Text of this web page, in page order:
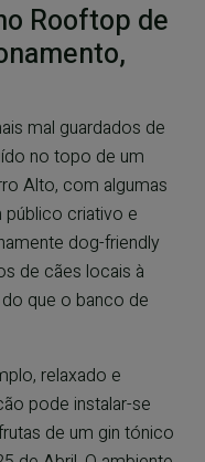
Rooftop de
mal guardados de
no topo de um
Alto, com algumas
público criativo e
dog-friendly
de cães locais à
que o banco de
relaxado e
pode instalar-se
de um gin tónico